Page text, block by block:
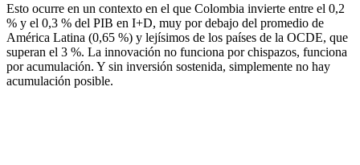
Esto ocurre en un contexto en el que Colombia invierte entre el 0,2
% y el 0,3 % del PIB en I+D, muy por debajo del promedio de
América Latina (0,65 %) y lejísimos de los países de la OCDE, que
superan el 3 %. La innovación no funciona por chispazos, funciona
por acumulación. Y sin inversión sostenida, simplemente no hay
acumulación posible.